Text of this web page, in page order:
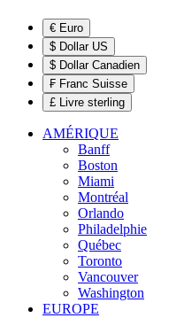
€ Euro
$ Dollar US
$ Dollar Canadien
₣ Franc Suisse
£ Livre sterling
AMÉRIQUE
Banff
Boston
Miami
Montréal
Orlando
Philadelphie
Québec
Toronto
Vancouver
Washington
EUROPE